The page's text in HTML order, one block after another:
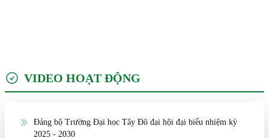
VIDEO HOẠT ĐỘNG
Đảng bộ Trường Đại học Tây Đô đại hội đại biểu nhiệm kỳ
2025 - 2030